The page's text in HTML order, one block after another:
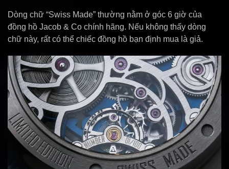
Dòng chữ “Swiss Made” thường nằm ở góc 6 giờ của
đồng hồ Jacob & Co chính hãng. Nếu không thấy dòng
chữ này, rất có thể chiếc đồng hồ bạn định mua là giả.